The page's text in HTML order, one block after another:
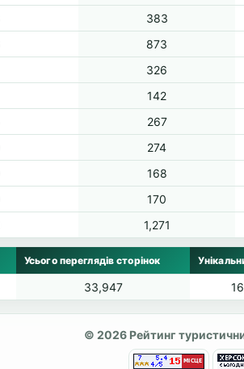
383
873
326
142
267
274
168
170
1,271
Усього переглядів сторінок
33,947
© 2026 Рейтинг